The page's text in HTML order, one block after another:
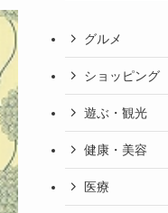
グルメ
ショッピング
遊ぶ・観光
健康・美容
医療